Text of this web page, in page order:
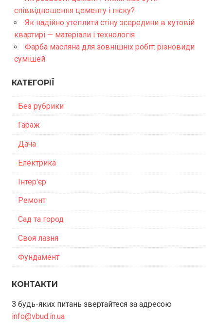
співвідношення цементу і піску?
Як надійно утеплити стіну зсередини в кутовій
квартирі — матеріали і технологія
Фарба масляна для зовнішніх робіт: різновиди
сумішей
КАТЕГОРІЇ
Без рубрики
Гараж
Дача
Електрика
Інтер'єр
Ремонт
Сад та город
Своя лазня
Фундамент
КОНТАКТИ
З будь-яких питань звертайтеся за адресою
info@vbud.in.ua